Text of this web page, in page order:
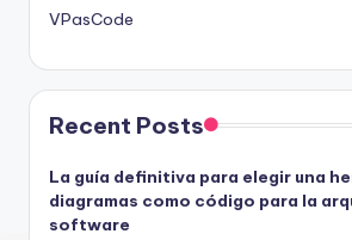
VPasCode
Recent Posts
La guía definitiva para elegir una
diagramas como código para la
software